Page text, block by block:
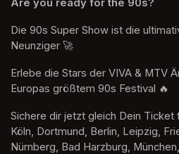
Are you ready for the 90s?
Die 90s Super Show ist die
Neunziger 🚀
Erlebe die Stars der VIVA & MTV
Europas größtem 90s Festival 🔥
Sichere dir jetzt gleich Dein Ticket
Köln, Dortmund, Berlin, Leipzig,
Nürnberg, Bad Harzburg,